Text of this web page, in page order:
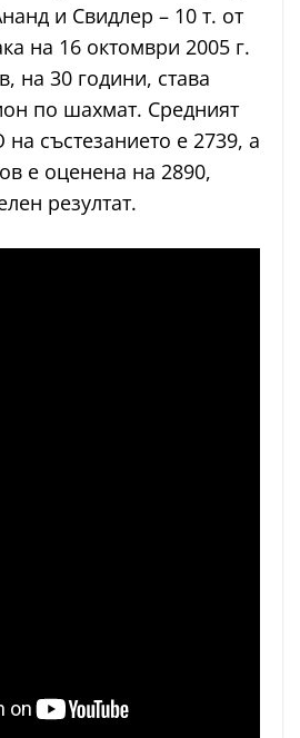
и Свидлер – 10 т. от
на 16 октомври 2005 г.
на 30 години, става
по шахмат. Средният
състезанието е 2739, а
е оценена на 2890,
резултат.